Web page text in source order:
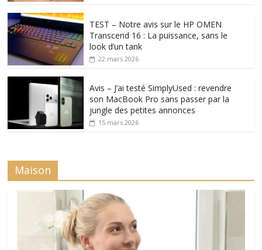
TEST – Notre avis sur le HP OMEN
Transcend 16 : La puissance, sans le
look d’un tank
22 mars 2026
Avis – J’ai testé SimplyUsed : revendre
son MacBook Pro sans passer par la
jungle des petites annonces
15 mars 2026
Maison